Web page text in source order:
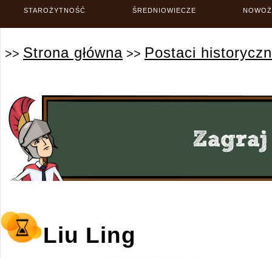
STAROŻYTNOŚĆ ŚREDNIOWIECZE
>> Strona główna >> Postaci
Liu Ling